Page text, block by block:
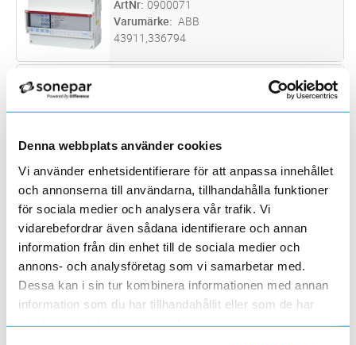
Denna webbplats använder cookies
Vi använder enhetsidentifierare för att anpassa innehållet
och annonserna till användarna, tillhandahålla funktioner
för sociala medier och analysera vår trafik. Vi
vidarebefordrar även sådana identifierare och annan
information från din enhet till de sociala medier och
annons- och analysföretag som vi samarbetar med.
Dessa kan i sin tur kombinera informationen med annan
information som du har tillhandahållit eller som de har
samlat in när du har använt deras tjänster.
ArtNr 0900071
Varumärke
ABB
43911,336794
Varumärke CARLO GAVAZZI
på DIN-skena. M-Bus.
ST Lägg i kundvagn
KWH-MÄTARE F CT M BACNET +I/O
Varumärke SCHNEIDER ELECTRIC
iEM3265 trefas kWh-mätare för
strömtransformatormätning. BACnet-
gränssnitt med kommunikation av utökade
mätvärden (U, I, P …). 1 digital ingång för
detektering av status eller för pulsräkning
från en
...läs mer
ST Lägg i kundvagn
ENERGIMÄTARE 3-FAS TRAFOMÄTNIN
ArtNr 0900118
Varumärke ELTAKO
3x5A, för strömtrafo, RS485 BUS